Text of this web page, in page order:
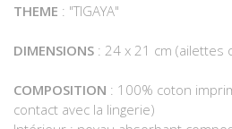
THEME : "TIGAYA"
DIMENSIONS : 24 x 21 cm (ailettes
COMPOSITION : 100% coton
contact avec la lingerie)